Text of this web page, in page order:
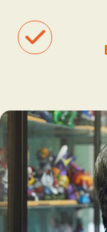
聴
タグ一覧